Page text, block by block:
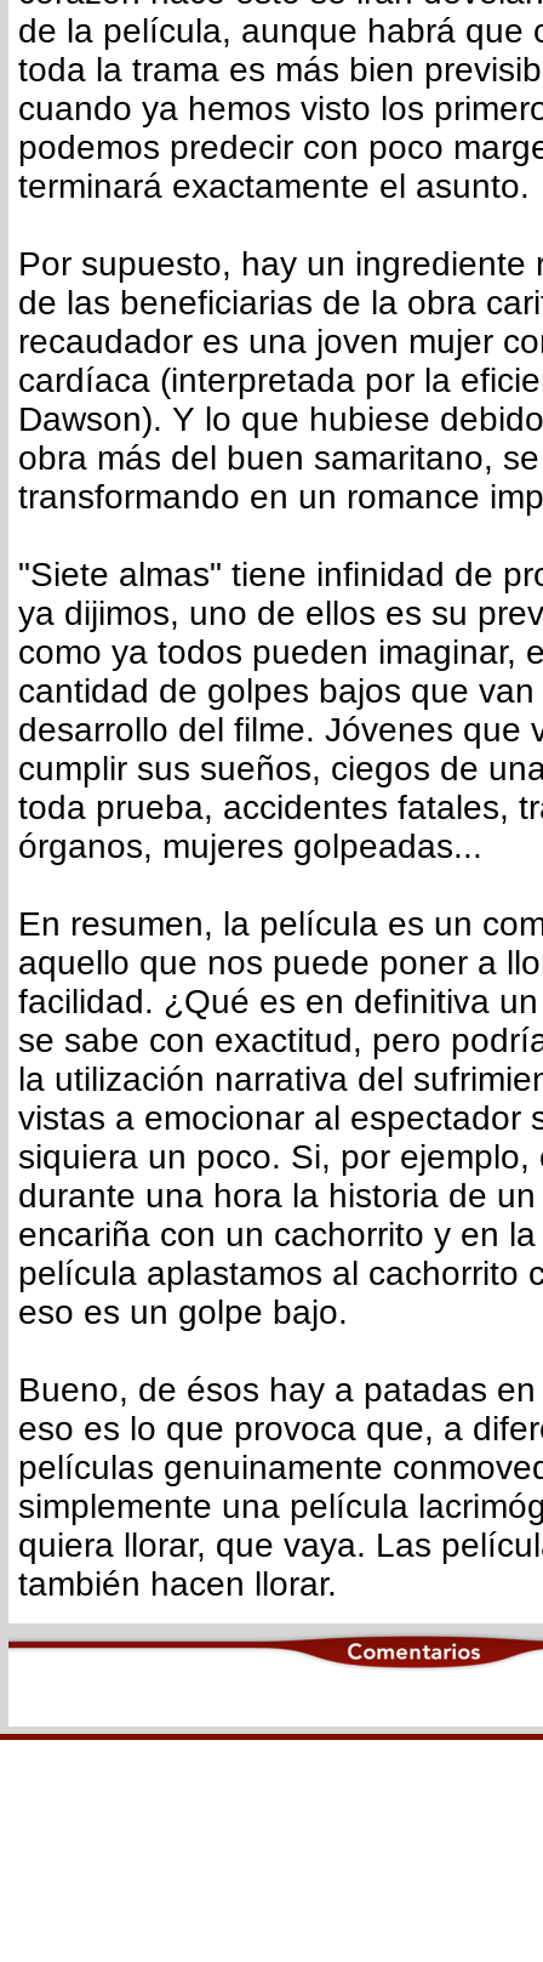
de la película, aunque habrá que
toda la trama es más bien
cuando ya hemos visto los
podemos predecir con poco
terminará exactamente el asunto.
Por supuesto, hay un ingrediente
de las beneficiarias de la obra
recaudador es una joven mujer
cardíaca (interpretada por la
Dawson). Y lo que hubiese
obra más del buen samaritano,
transformando en un romance
"Siete almas" tiene infinidad de
ya dijimos, uno de ellos es su
como ya todos pueden imaginar,
cantidad de golpes bajos que
desarrollo del filme. Jóvenes que
cumplir sus sueños, ciegos de
toda prueba, accidentes fatales,
órganos, mujeres golpeadas...
En resumen, la película es un
aquello que nos puede poner a
facilidad. ¿Qué es en definitiva
se sabe con exactitud, pero
la utilización narrativa del
vistas a emocionar al espectador
siquiera un poco. Si, por ejemplo,
durante una hora la historia de
encariña con un cachorrito y en
película aplastamos al cachorrito
eso es un golpe bajo.
Bueno, de ésos hay a patadas
eso es lo que provoca que, a
películas genuinamente
simplemente una película
quiera llorar, que vaya. Las
también hacen llorar.